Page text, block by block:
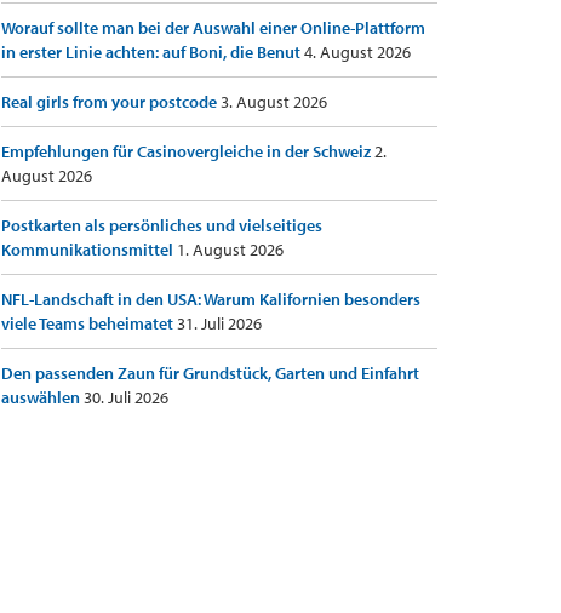
Worauf sollte man bei der Auswahl einer Online-Plattform
in erster Linie achten: auf Boni, die Benut4. August 2026
Real girls from your postcode3. August 2026
Empfehlungen für Casinovergleiche in der Schweiz2.
August 2026
Postkarten als persönliches und vielseitiges
Kommunikationsmittel 1. August 2026
NFL-Landschaft in den USA: Warum Kalifornien besonders
viele Teams beheimatet31. Juli 2026
Den passenden Zaun für Grundstück, Garten und Einfahrt
auswählen30. Juli 2026